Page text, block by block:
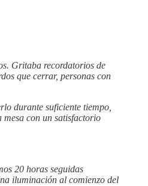
Gritaba recordatorios de
que cerrar, personas con
durante suficiente tiempo,
mesa con un satisfactorio
20 horas seguidas
iluminación al comienzo del